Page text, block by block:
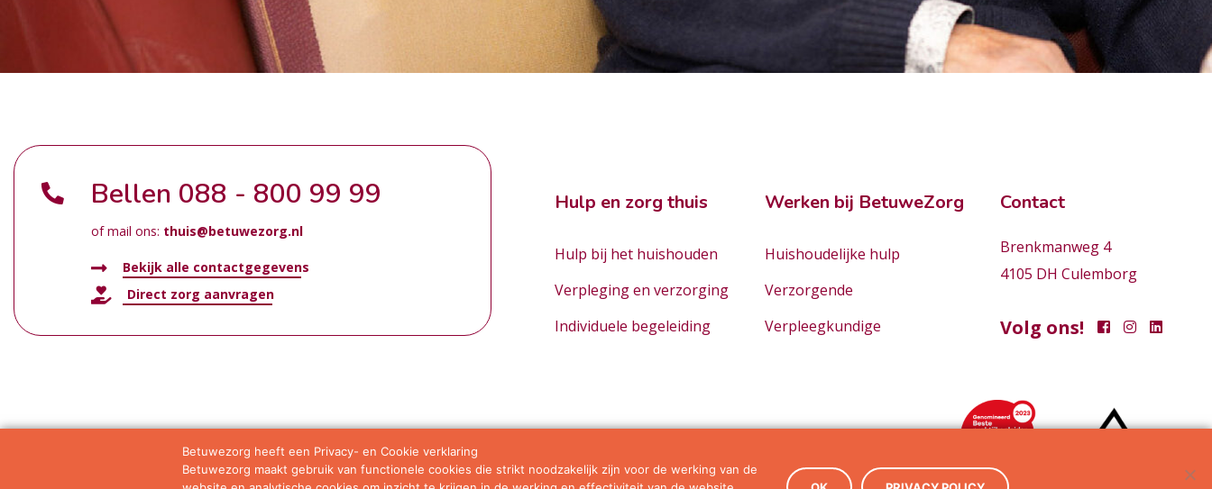
Bellen 088 - 800 99 99
of mail ons: thuis@betuwezorg.nl
Bekijk alle contactgegevens
Direct zorg aanvragen
Hulp en zorg thuis
Hulp bij het huishouden
Verpleging en verzorging
Individuele begeleiding
Werken bij BetuweZorg
Huishoudelijke hulp
Verzorgende
Verpleegkundige
Contact
Brenkmanweg 4
4105 DH Culemborg
Volg ons!
Privacy statement Algemene voorwaarden
Betuwezorg heeft een Privacy- en Cookie verklaring
Betuwezorg maakt gebruik van functionele cookies die strikt noodzakelijk zijn voor de werking van de